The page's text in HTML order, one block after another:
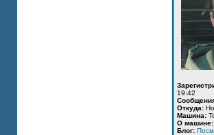
19:42
Откуда:
Машина:
О машине:
Блог: